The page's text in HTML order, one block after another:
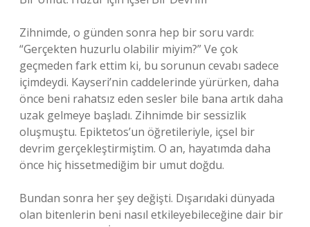
Zihnimde, o günden sonra hep bir soru vardı:
“Gerçekten huzurlu olabilir miyim?” Ve çok
geçmeden fark ettim ki, bu sorunun cevabı sadece
içimdeydi. Kayseri’nin caddelerinde yürürken, daha
önce beni rahatsız eden sesler bile bana artık daha
uzak gelmeye başladı. Zihnimde bir sessizlik
oluşmuştu. Epiktetos’un öğretileriyle, içsel bir
devrim gerçekleştirmiştim. O an, hayatımda daha
önce hiç hissetmediğim bir umut doğdu.
Bundan sonra her şey değişti. Dışarıdaki dünyada
olan bitenlerin beni nasıl etkileyebileceğine dair bir